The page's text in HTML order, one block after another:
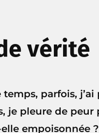
vérité
parfois, j’ai
je pleure de peur
empoisonnée